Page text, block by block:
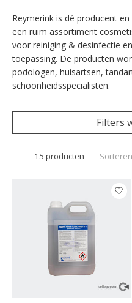
Reymerink is dé producent
een ruim assortiment
voor reiniging & desinfectie
toepassing. De producten
podologen, huisartsen,
schoonheidsspecialisten.
Filters
15 producten